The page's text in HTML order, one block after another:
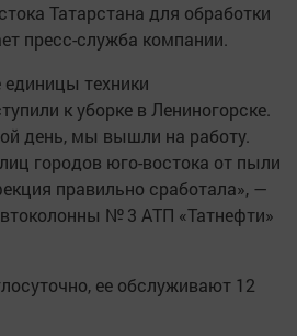
Татарстана для обработки
пресс-служба компании.
единицы техники
к уборке в Лениногорске.
день, мы вышли на работу.
городов юго-востока от пыли
правильно сработала», —
№ 3 АТП «Татнефти»
ее обслуживают 12